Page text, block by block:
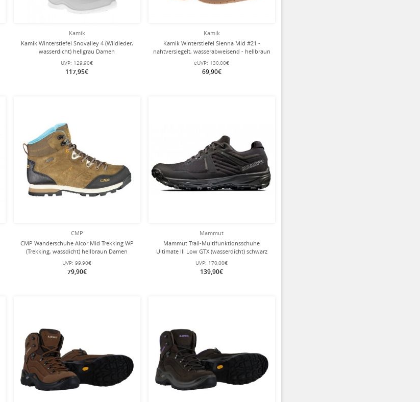
Kamik
Kamik Winterstiefel Snovalley 4 (Wildleder,
wasserdicht) hellgrau Damen
UVP: 129,90€
117,95€
Kamik
Kamik Winterstiefel Sienna Mid #21 -
nahtversiegelt, wasserabweisend - hellbraun
eUVP: 130,00€
69,90€
CMP
CMP Wanderschuhe Alcor Mid Trekking WP
(Trekking, wassdicht) hellbraun Damen
UVP: 99,90€
79,90€
Mammut
Mammut Trail-Multifunktionsschuhe
Ultimate III Low GTX (wasserdicht) schwarz
UVP: 170,00€
139,90€